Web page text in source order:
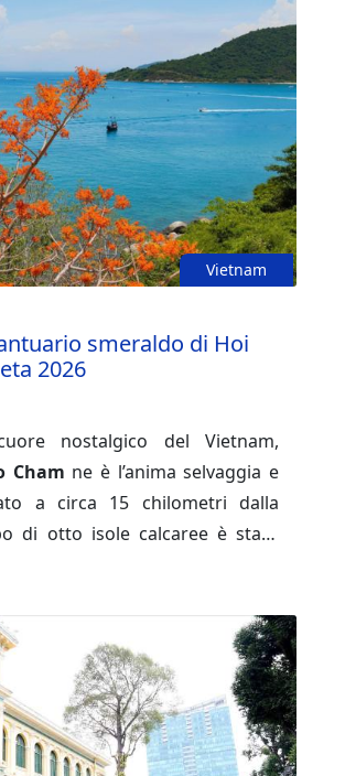
Vietnam
smeraldo di Hoi
2026
nostalgico del Vietnam,
Cham ne è l’anima selvaggia e
a circa 15 chilometri dalla
di otto isole calcaree è stato
sembra essersi fermato,
della terraferma.